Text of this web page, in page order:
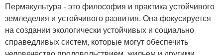
Пермакультура - это философия и практика устойчивого
земледелия и устойчивого развития. Она фокусируется
на создании экологически устойчивых и социально
справедливых систем, которые могут обеспечить